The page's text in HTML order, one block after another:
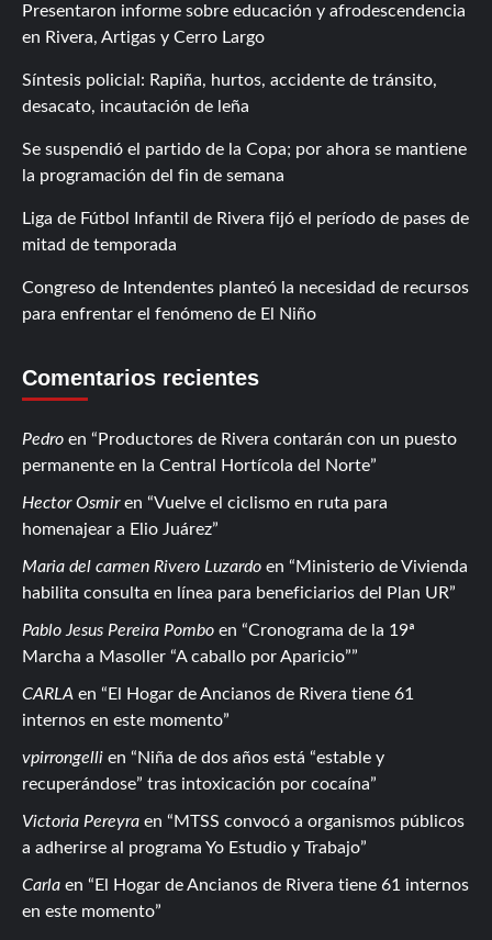
Presentaron informe sobre educación y afrodescendencia
en Rivera, Artigas y Cerro Largo
Síntesis policial: Rapiña, hurtos, accidente de tránsito,
desacato, incautación de leña
Se suspendió el partido de la Copa; por ahora se mantiene
la programación del fin de semana
Liga de Fútbol Infantil de Rivera fijó el período de pases de
mitad de temporada
Congreso de Intendentes planteó la necesidad de recursos
para enfrentar el fenómeno de El Niño
Comentarios recientes
Pedro en
Productores de Rivera contarán con un puesto
permanente en la Central Hortícola del Norte
Hector Osmiren
Vuelve el ciclismo en ruta para
homenajear a Elio Juárez
Maria del carmen Rivero Luzardo en
Ministerio de Vivienda
habilita consulta en línea para beneficiarios del Plan UR
Pablo Jesus Pereira Pombo en
Cronograma de la 19ª
Marcha a Masoller “A caballo por Aparicio”
CARLA en
El Hogar de Ancianos de Rivera tiene 61
internos en este momento
vpirrongelli en
Niña de dos años está “estable y
recuperándose” tras intoxicación por cocaína
Victoria Pereyra en
MTSS convocó a organismos públicos
a adherirse al programa Yo Estudio y Trabajo
Carla en
El Hogar de Ancianos de Rivera tiene 61 internos
en este momento